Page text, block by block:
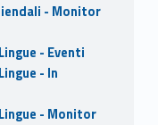
- Monitor
- Eventi
- In
- Monitor